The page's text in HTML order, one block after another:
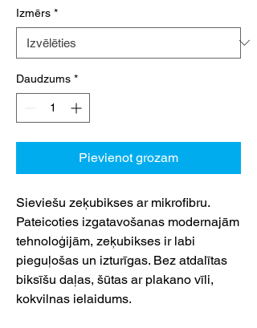
Izmērs *
Daudzums *
Pievienot grozam
Sieviešu zeķubikses ar mikrofibru.
Pateicoties izgatavošanas modernajām
tehnoloģijām, zeķubikses ir labi
pieguļošas un izturīgas. Bez atdalītas
biksīšu daļas, šūtas ar plakano vīli,
kokvilnas ielaidums.